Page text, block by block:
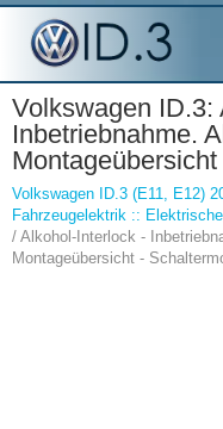
Volkswagen ID.3:
Inbetriebnahme.
Volkswagen ID.3 (E11, E12)
Fahrzeugelektrik ::
/ Alkohol-Interlock -
Montageübersicht -